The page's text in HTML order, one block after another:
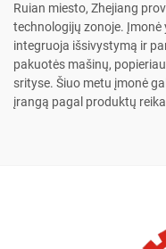
Ruian miesto, Zhejiang
technologijų zonoje.
integruoja išsivystymą ir
pakuotės mašinų,
srityse. Šiuo metu įmonė
įrangą pagal produktų